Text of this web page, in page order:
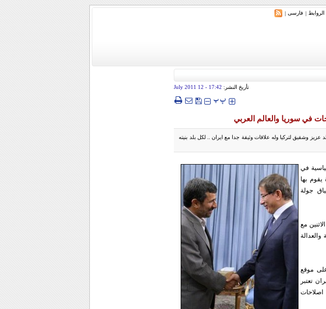
الروابط | فارسی |
خطوط طهران الحمراء
تأريخ النشر: 17:42
- 12 July 2011
‍‍‍ پپ
في سوريا والعالم العربي
عزيز وشقيق لتركيا وله علاقات وثيقة جدا مع ايران .. لكل بلد بنيته
في
يقوم بها
جولة
مع
موقع
تعتبر
اصلاحات